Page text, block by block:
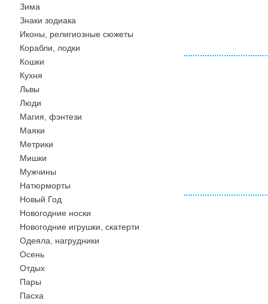
Зима
Знаки зодиака
Иконы, религиозные сюжеты
Корабли, лодки
Кошки
Кухня
Львы
Люди
Магия, фэнтези
Маяки
Метрики
Мишки
Мужчины
Натюрморты
Новый Год
Новогодние носки
Новогодние игрушки, скатерти
Одеяла, нагрудники
Осень
Отдых
Пары
Пасха